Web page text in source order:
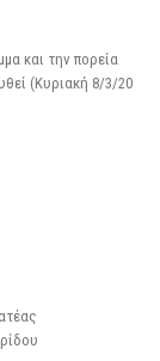
και την πορεία
(Κυριακή 8/3/20